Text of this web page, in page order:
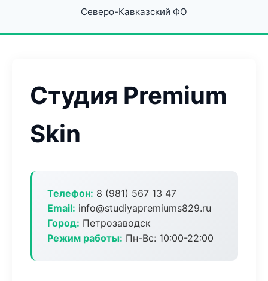
Северо-Кавказский ФО
Студия Premium
Skin
Телефон: 8 (981) 567 13 47
Email: info@studiyapremiums829.ru
Город: Петрозаводск
Режим работы: Пн-Вс: 10:00-22:00